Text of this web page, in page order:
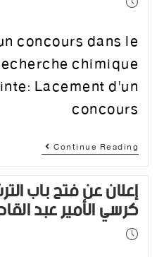
concours dans le
chimique
Lacement d'un
concours
Continue Reading
إعلان عن فتح باب
كرسي الأمير عبد